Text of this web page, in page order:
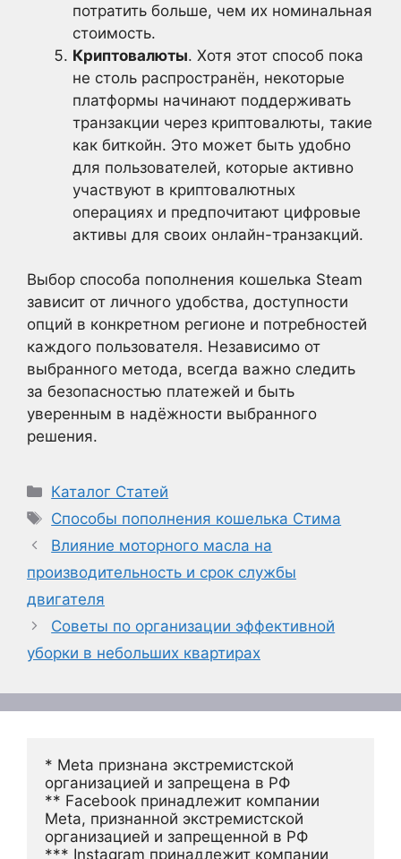
потратить больше, чем их номинальная
стоимость.
Криптовалюты. Хотя этот способ пока
не столь распространён, некоторые
платформы начинают поддерживать
транзакции через криптовалюты, такие
как биткойн. Это может быть удобно
для пользователей, которые активно
участвуют в криптовалютных
операциях и предпочитают цифровые
активы для своих онлайн-транзакций.
Выбор способа пополнения кошелька Steam
зависит от личного удобства, доступности
опций в конкретном регионе и потребностей
каждого пользователя. Независимо от
выбранного метода, всегда важно следить
за безопасностью платежей и быть
уверенным в надёжности выбранного
решения.
Рубрики
Каталог Статей
Метки
Способы пополнения кошелька Стима
Влияние моторного масла на
производительность и срок службы
двигателя
Советы по организации эффективной
уборки в небольших квартирах
* Meta признана экстремистской
организацией и запрещена в РФ
** Facebook принадлежит компании
Meta, признанной экстремистской
организацией и запрещенной в РФ
*** Instagram принадлежит компании